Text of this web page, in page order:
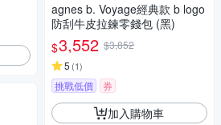
agnes b. Voyage經典款 b logo
防刮牛皮拉鍊零錢包 (黑)
$3,552 $3,852
5 (1)
挑戰低價 券
加入購物車